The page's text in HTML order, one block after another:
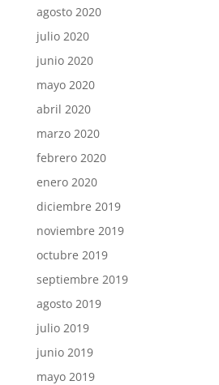
agosto 2020
julio 2020
junio 2020
mayo 2020
abril 2020
marzo 2020
febrero 2020
enero 2020
diciembre 2019
noviembre 2019
octubre 2019
septiembre 2019
agosto 2019
julio 2019
junio 2019
mayo 2019